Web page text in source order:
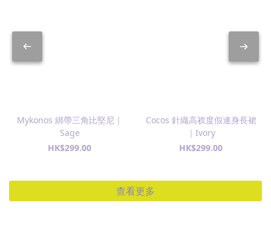
Mykonos 綁帶三角比堅尼｜
Sage
HK$299.00
Cocos 針織高衩度假連身長裙
｜Ivory
HK$299.00
查看更多